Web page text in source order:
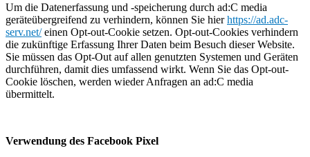
Um die Datenerfassung und -speicherung durch ad:C media
geräteübergreifend zu verhindern, können Sie hierhttps://ad.adc-
serv.net/einen Opt-out-Cookie setzen. Opt-out-Cookies verhindern
die zukünftige Erfassung Ihrer Daten beim Besuch dieser Website.
Sie müssen das Opt-Out auf allen genutzten Systemen und Geräten
durchführen, damit dies umfassend wirkt. Wenn Sie das Opt-out-
Cookie löschen, werden wieder Anfragen an ad:C media
übermittelt.
Verwendung des Facebook Pixel